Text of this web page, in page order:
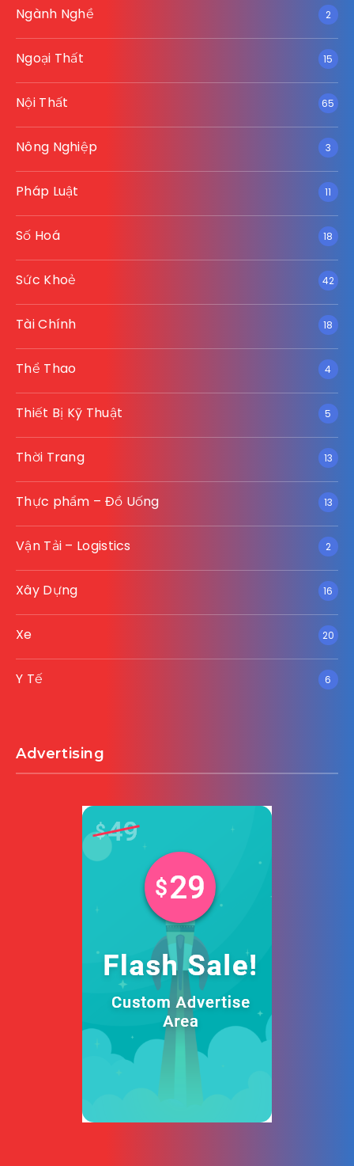
Ngành Nghề 2
Ngoại Thất 15
Nội Thất 65
Nông Nghiệp 3
Pháp Luật 11
Số Hoá 18
Sức Khoẻ 42
Tài Chính 18
Thể Thao 4
Thiết Bị Kỹ Thuật 5
Thời Trang 13
Thực phẩm – Đồ Uống 13
Vận Tải – Logistics 2
Xây Dựng 16
Xe 20
Y Tế 6
Advertising